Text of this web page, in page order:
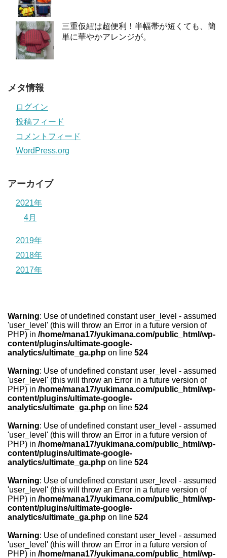
三重仮紐は超便利！半幅帯が短くても、簡
単に華やかアレンジが。
メタ情報
ログイン
投稿フィード
コメントフィード
WordPress.org
アーカイブ
2021年
4月
2019年
2018年
2017年
Warning: Use of undefined constant user_level - assumed
'user_level' (this will throw an Error in a future version of
PHP) in /home/mana17/yukimana.com/public_html/wp-
content/plugins/ultimate-google-
analytics/ultimate_ga.php on line 524
Warning: Use of undefined constant user_level - assumed
'user_level' (this will throw an Error in a future version of
PHP) in /home/mana17/yukimana.com/public_html/wp-
content/plugins/ultimate-google-
analytics/ultimate_ga.php on line 524
Warning: Use of undefined constant user_level - assumed
'user_level' (this will throw an Error in a future version of
PHP) in /home/mana17/yukimana.com/public_html/wp-
content/plugins/ultimate-google-
analytics/ultimate_ga.php on line 524
Warning: Use of undefined constant user_level - assumed
'user_level' (this will throw an Error in a future version of
PHP) in /home/mana17/yukimana.com/public_html/wp-
content/plugins/ultimate-google-
analytics/ultimate_ga.php on line 524
Warning: Use of undefined constant user_level - assumed
'user_level' (this will throw an Error in a future version of
PHP) in /home/mana17/yukimana.com/public_html/wp-